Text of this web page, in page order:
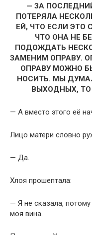
— ЗА
ПОТЕРЯЛА
ЕЙ, ЧТО ЕСЛИ ЭТО
ЧТО ОНА НЕ
ПОДОЖДАТЬ
ЗАМЕНИМ ОПРАВУ.
ОПРАВУ МОЖНО
НОСИТЬ. МЫ
ВЫХОДНЫХ, ТО
— А вместо этого её
Лицо матери словно
— Да.
Хлоя прошептала:
— Я не сказала,
моя вина.